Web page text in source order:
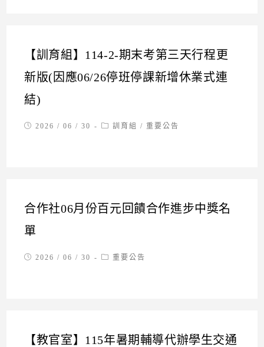
【訓育組】114-2-期末考第三天行程更
新版(因應06/26停班停課新增休業式連
結)
Post2026 / 06 / 30
Post訓育組 / 重要公告
合作社06月份百元回饋合作進步中獎名
單
Post2026 / 06 / 30
Post重要公告
【教官室】115年暑期輔導代辦學生交通